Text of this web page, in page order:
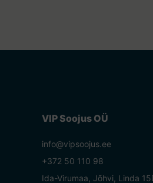
VIP Soojus OÜ
info@vipsoojus.ee
+372 50 110 98
Ida-Virumaa, Jõhvi, Linda